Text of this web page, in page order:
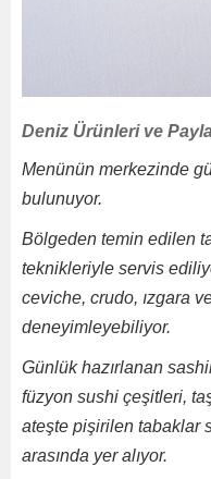
Deniz Ürünleri ve
Menünün merkezinde
bulunuyor.
Bölgeden temin edilen
teknikleriyle servis
ceviche, crudo, ızgara
deneyimleyebiliyor.
Günlük hazırlanan
füzyon sushi çeşitleri,
ateşte pişirilen tabaklar
arasında yer alıyor.